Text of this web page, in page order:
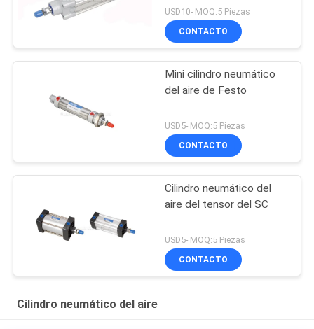
USD10- MOQ:5 Piezas
CONTACTO
Mini cilindro neumático
del aire de Festo
USD5- MOQ:5 Piezas
CONTACTO
Cilindro neumático del
aire del tensor del SC
USD5- MOQ:5 Piezas
CONTACTO
Cilindro neumático del aire